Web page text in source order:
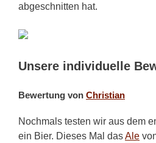
abgeschnitten hat.
Unsere individuelle
Bewertung von Christian
Nochmals testen wir aus dem
ein Bier. Dieses Mal dasAle